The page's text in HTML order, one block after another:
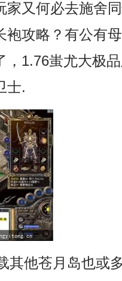
家又何必去施舍
袍攻略？有公有
，1.76蚩尤大极
士.
他苍月岛也或